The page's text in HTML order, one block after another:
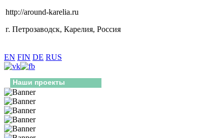
http://around-karelia.ru
г. Петрозаводск, Карелия, Россия
EN FIN DE RUS
Наши проекты